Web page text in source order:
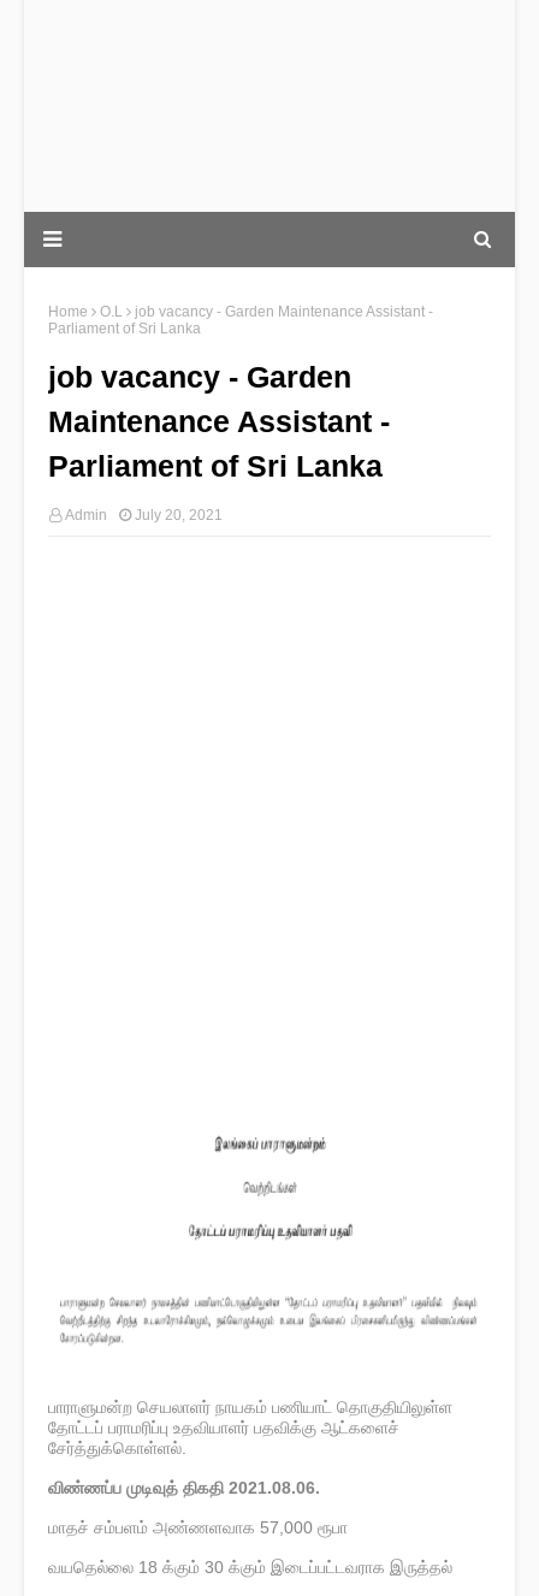
Home O.L
job vacancy - Garden Maintenance Assistant -
Parliament of Sri Lanka
job vacancy - Garden
Maintenance Assistant -
Parliament of Sri Lanka
Admin July 20, 2021
பாராளுமன்ற செயலாளர் நாயகம் பணியாட் தொகுதியிலுள்ள
தோட்டப் பராமரிப்பு உதவியாளர் பதவிக்கு ஆட்களைச்
சேர்த்துக்கொள்ளல்.
விண்ணப்ப முடிவுத் திகதி 2021.08.06.
மாதச் சம்பளம் அண்ணளவாக 57,000 ரூபா
வயதெல்லை 18 க்கும் 30 க்கும் இடைப்பட்டவராக இருத்தல்